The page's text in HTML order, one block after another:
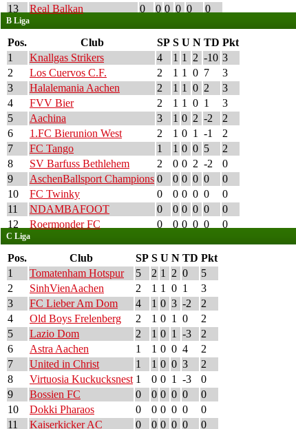
13
Real Balkan 0 0 0 0 0 0
B Liga
Pos. Club SP S U N TD Pkt
1
Knallgas Strikers 4 1 1 2 -10 3
2
Los Cuervos C.F. 2 1 1 0 7
3
3
Halalemania Aachen 2 1 1 0 2
3
4
FVV Bier 2 1 1 0 1
3
5
Aachina 3 1 0 2 -2
2
6
1.FC Bierunion West 2 1 0 1 -1
2
7
FC Tango 1 1 0 0 5
2
8
SV Barfuss Bethlehem 2 0 0 2 -2
0
9
AschenBallsport Champions 0 0 0 0 0
0
10
FC Twinky 0 0 0 0 0
0
11
NDAMBAFOOT 0 0 0 0 0
0
12
Roermonder FC 0 0 0 0 0 0
C Liga
Pos. Club SP S U N TD Pkt
1
Tomatenham Hotspur 5 2 1 2 0
5
2
SinhVienAachen 2 1 1 0 1
3
3
FC Lieber Am Dom 4 1 0 3 -2
2
4
Old Boys Frelenberg 2 1 0 1 0
2
5
Lazio Dom 2 1 0 1 -3
2
6
Astra Aachen 1 1 0 0 4
2
7
United in Christ 1 1 0 0 3
2
8
Virtuosia Kuckucksnest 1 0 0 1 -3
0
9
Bossien FC 0 0 0 0 0
0
10
Dokki Pharaos 0 0 0 0 0
0
11
Kaiserkicker AC 0 0 0 0 0 0